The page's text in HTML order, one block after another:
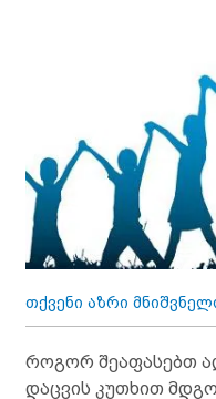
თქვენი აზრი
როგორ შეაფასებთ
დაცვის კუთხით